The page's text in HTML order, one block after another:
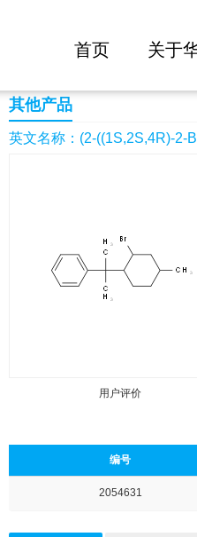
首页 关于
(2-((1S,2S,4R)-2-Bromo-4-
其他产品
英文名称：(2-((1S,2S,4R)-2-
用户评价
编号
2054631